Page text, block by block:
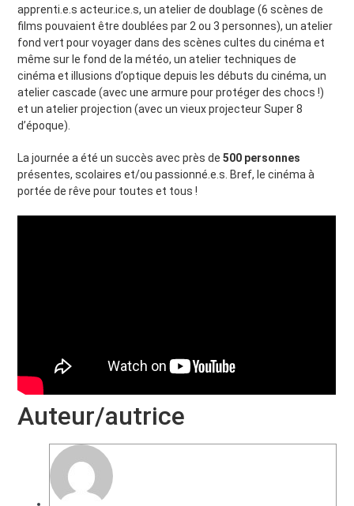
apprenti.e.s acteur.ice.s, un atelier de doublage (6 scènes de
films pouvaient être doublées par 2 ou 3 personnes), un atelier
fond vert pour voyager dans des scènes cultes du cinéma et
même sur le fond de la météo, un atelier techniques de
cinéma et illusions d’optique depuis les débuts du cinéma, un
atelier cascade (avec une armure pour protéger des chocs !)
et un atelier projection (avec un vieux projecteur Super 8
d’époque).
La journée a été un succès avec près de500 personnes
présentes, scolaires et/ou passionné.e.s. Bref, le cinéma à
portée de rêve pour toutes et tous !
Auteur/autrice